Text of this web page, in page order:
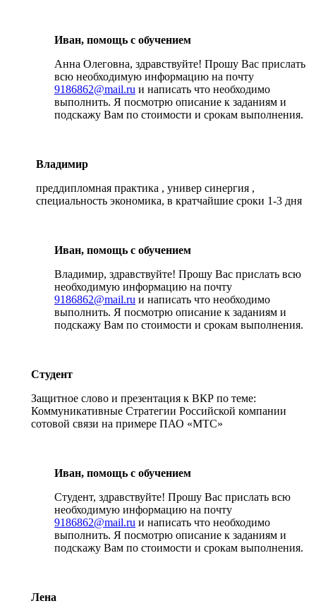
Иван, помощь с обучением
Анна Олеговна, здравствуйте! Прошу Вас прислать
всю необходимую информацию на почту
9186862@mail.ru и написать что необходимо
выполнить. Я посмотрю описание к заданиям и
подскажу Вам по стоимости и срокам выполнения.
Владимир
преддипломная практика , универ синергия ,
специальность экономика, в кратчайшие сроки 1-3 дня
Иван, помощь с обучением
Владимир, здравствуйте! Прошу Вас прислать всю
необходимую информацию на почту
9186862@mail.ru и написать что необходимо
выполнить. Я посмотрю описание к заданиям и
подскажу Вам по стоимости и срокам выполнения.
Студент
Защитное слово и презентация к ВКР по теме:
Коммуникативные Стратегии Российской компании
сотовой связи на примере ПАО «МТС»
Иван, помощь с обучением
Студент, здравствуйте! Прошу Вас прислать всю
необходимую информацию на почту
9186862@mail.ru и написать что необходимо
выполнить. Я посмотрю описание к заданиям и
подскажу Вам по стоимости и срокам выполнения.
Лена